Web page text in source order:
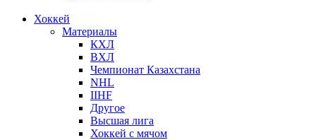
Хоккей
Материалы
КХЛ
ВХЛ
Чемпионат Казахстана
NHL
IIHF
Другое
Высшая лига
Хоккей с мячом